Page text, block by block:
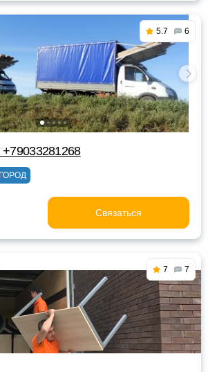
5.7 6
+79033281268
Связаться
7 7